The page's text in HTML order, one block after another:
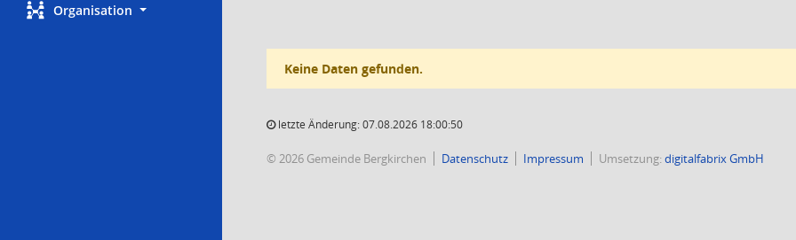
Organisation
Keine Daten gefunden.
letzte Änderung: 07.08.2026 18:00:50
© 2026 Gemeinde Bergkirchen Datenschutz Impressum Umsetzung:digitalfabrix GmbH